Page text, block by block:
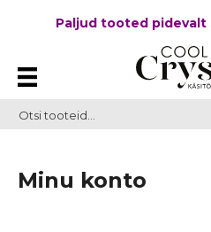
Paljud tooted pidevalt
Minu konto